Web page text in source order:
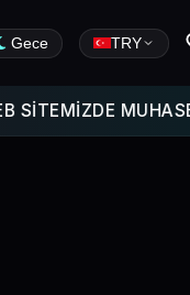
Gece TRY
MUHASEBE